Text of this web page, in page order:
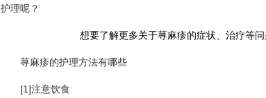
护理呢？
想要了解更多关于荨麻疹的症状、治疗等
荨麻疹的护理方法有哪些
[1]注意饮食